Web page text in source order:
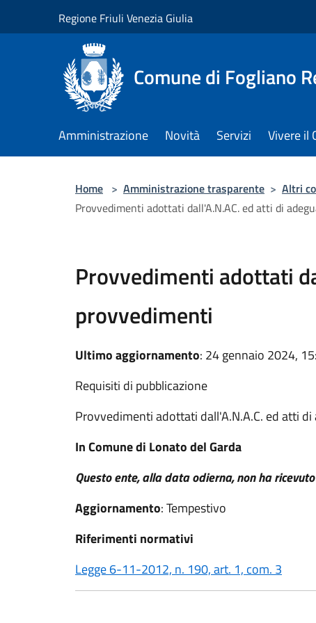
Regione Friuli Venezia Giulia
Comune di Fogliano
Amministrazione Novità Servizi Vivere il
Home > Amministrazione trasparente > Altri
Provvedimenti adottati dall'A.N.AC. ed atti di
Provvedimenti adottati
provvedimenti
Ultimo aggiornamento: 24 gennaio 2024,
Requisiti di pubblicazione
Provvedimenti adottati dall'A.N.A.C. ed atti
In Comune di Lonato del Garda
Questo ente, alla data odierna, non ha
Aggiornamento: Tempestivo
Riferimenti normativi
Legge 6-11-2012, n. 190, art. 1, com. 3